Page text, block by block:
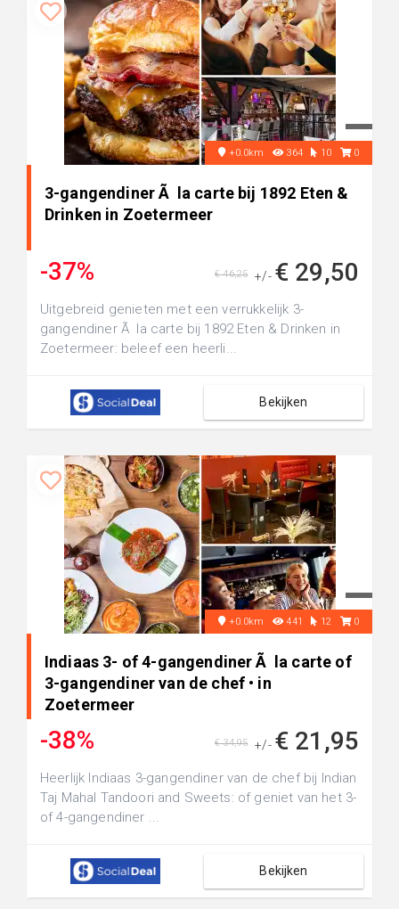
+0.0km 364 10 0
3-gangendiner Ã la carte bij 1892 Eten &
Drinken in Zoetermeer
-37% +/- € 29,50
€ 46,25
Uitgebreid genieten met een verrukkelijk 3-
gangendiner Ã la carte bij 1892 Eten & Drinken in
Zoetermeer: beleef een heerli...
Bekijken
+0.0km 441 12 0
Indiaas 3- of 4-gangendiner Ã la carte of
3-gangendiner van de chef • in
Zoetermeer
-38% +/- € 21,95
€ 34,95
Heerlijk Indiaas 3-gangendiner van de chef bij Indian
Taj Mahal Tandoori and Sweets: of geniet van het 3-
of 4-gangendiner ...
Bekijken